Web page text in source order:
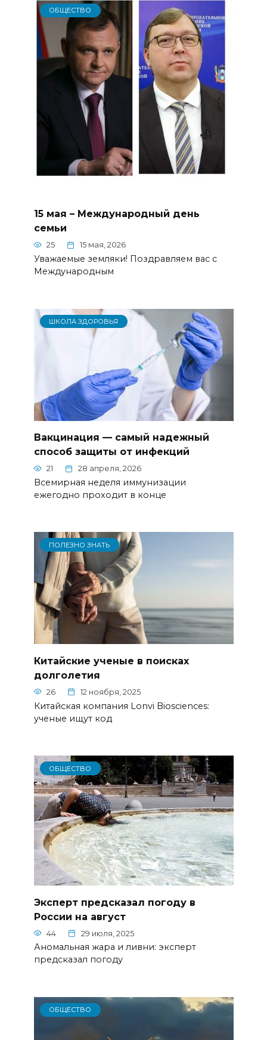
ОБЩЕСТВО
15 мая – Международный день
семьи
25 15 мая, 2026
Уважаемые земляки! Поздравляем вас с
Международным
ШКОЛА ЗДОРОВЬЯ
Вакцинация — самый надежный
способ защиты от инфекций
21 28 апреля, 2026
Всемирная неделя иммунизации
ежегодно проходит в конце
ПОЛЕЗНО ЗНАТЬ
Китайские ученые в поисках
долголетия
26 12 ноября, 2025
Китайская компания Lonvi Biosciences:
ученые ищут код
ОБЩЕСТВО
Эксперт предсказал погоду в
России на август
44 29 июля, 2025
Аномальная жара и ливни: эксперт
предсказал погоду
ОБЩЕСТВО